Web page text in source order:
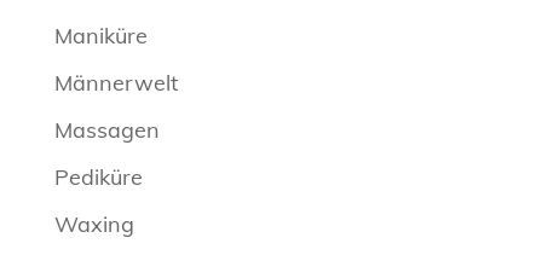
Maniküre
Männerwelt
Massagen
Pediküre
Waxing